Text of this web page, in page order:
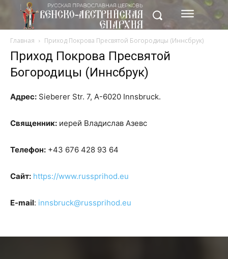
Главная Приход Покрова Пресвятой Богородицы (Иннсбрук)
Приход Покрова Пресвятой
Богородицы (Иннсбрук)
Адрес: Sieberer Str. 7, A-6020 Innsbruck.
Священник: иерей Владислав Азевс
Телефон: +43 676 428 93 64
Сайт: https://www.russprihod.eu
E-mail: innsbruck@russprihod.eu